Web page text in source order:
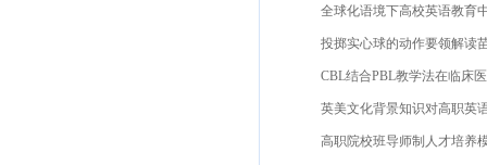
全球化语境下高校英语教育中
投掷实心球的动作要领解读
CBL结合PBL教学法在临床医
英美文化背景知识对高职英语
高职院校班导师制人才培养模